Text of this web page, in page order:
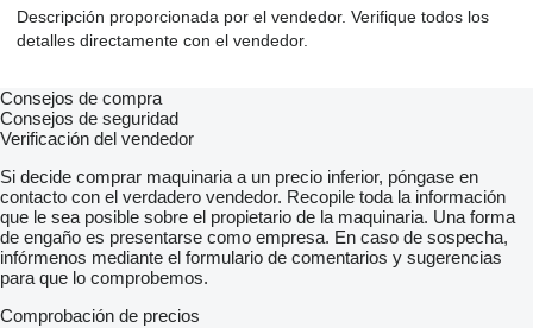
Descripción proporcionada por el vendedor. Verifique todos los
detalles directamente con el vendedor.
Consejos de compra
Consejos de seguridad
Verificación del vendedor
Si decide comprar maquinaria a un precio inferior, póngase en
contacto con el verdadero vendedor. Recopile toda la información
que le sea posible sobre el propietario de la maquinaria. Una forma
de engaño es presentarse como empresa. En caso de sospecha,
infórmenos mediante el formulario de comentarios y sugerencias
para que lo comprobemos.
Comprobación de precios